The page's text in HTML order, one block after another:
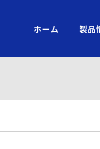
ホーム 製品